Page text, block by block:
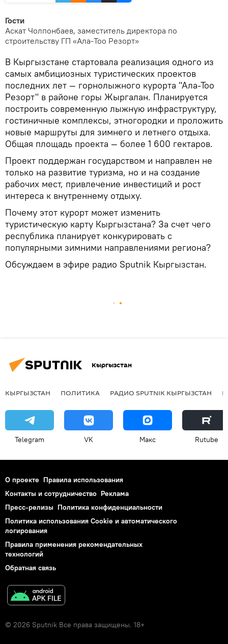
Гости
Аскат Чолпонбаев, заместитель директора по
строительству ГП «Ала-Тоо Резорт»
В Кыргызстане стартовала реализация одного из
самых амбициозных туристических проектов
последних лет — горнолыжного курорта "Ала-Тоо
Резорт" в районе горы Жыргалан. Планируется
построить современную лыжную инфраструктуру,
гостиничные комплексы, этногородки и проложить
новые маршруты для зимнего и летнего отдыха.
Общая площадь проекта — более 1 600 гектаров.
Проект поддержан государством и направлен не
только на развитие туризма, но и на создание
рабочих мест, привлечение инвестиций и рост
интереса к внутреннему отдыху.
Почему этот курорт может изменить
туристическую карту Кыргызстана? За счет чего
республика планирует конкурировать с
популярными зимними направлениями региона?
Обсуждаем в эфире радио Sputnik Кыргызстан.
Кыргызстан
КЫРГЫЗСТАН ПОЛИТИКА РАДИО SPUTNIK КЫРГЫЗСТАН
Telegram VK Макс Rutube
О проекте Правила использования
Контакты и сотрудничество Реклама
Пресс-релизы Политика конфиденциальности
Политика использования Cookie и автоматического
логирования
Правила применения рекомендательных
технологий
Обратная связь
© 2026 Sputnik Все права защищены. 18+